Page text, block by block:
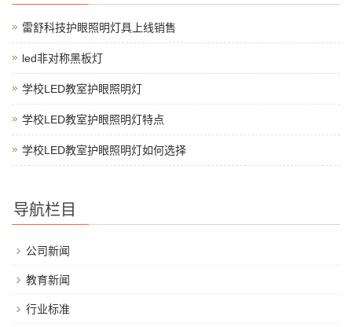
雷舒科技护眼照明灯具上线销售
led非对称黑板灯
学校LED教室护眼照明灯
学校LED教室护眼照明灯特点
学校LED教室护眼照明灯如何选择
导航栏目
公司新闻
教育新闻
行业标准